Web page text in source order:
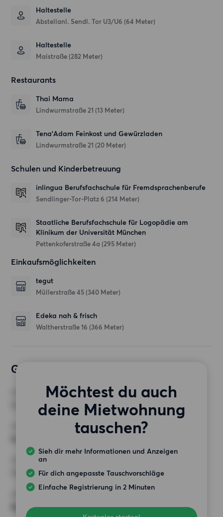
Haltestelle
Abstellanl. Sendl. Tor U3/U6 (64 Meter)
Haltestelle
Maistraße (282 Meter)
Restaurants
Thai Mama
Lindwurmstraße 21 (13 Meter)
Tena'Adam Feinkost und Gewürzladen
Lindwurmstraße 21 (20 Meter)
Schulen und Kinderbetreuung
inlingua Berufsfachschule für Fremdsprachenberufe
Sendlinger-Tor-Platz 6 (214 Meter)
Staatliche Berufsfachschule für Logopädie am
Klinikum der Universität München
Pettenkoferstraße 4a (295 Meter)
Einkaufsmöglichkeiten
tegut
Müllerstraße 45 (340 Meter)
Edeka nah & frisch
Waltherstraße 16 (366 Meter)
Gewünschte Wohnung
Möchtest du auch
deine Mietwohnung
tauschen?
Sieh dir mehr Informationen und Anzeigen
an
Für dich angepasste Tauschvorschläge
Einfache Registrierung in 2 Minuten
3 Zimmer
MINDESTANZAHL AN QUADRATMETERN
HÖCHSTMIETE (KALTMIETE)
1 200 EUR
Balkon,